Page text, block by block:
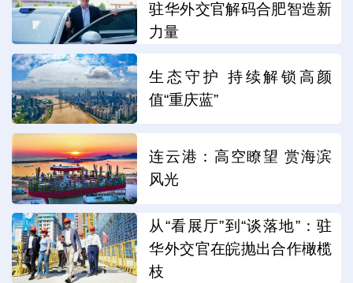
驻华外交官解码合肥智造新
力量
生态守护 持续解锁高颜
值“重庆蓝”
连云港：高空瞭望 赏海滨
风光
从“看展厅”到“谈落地”：驻
华外交官在皖抛出合作橄榄
枝